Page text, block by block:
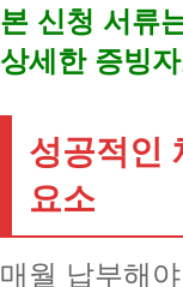
본 신청 서류
상세한 증빙
성공적인
요소
매월 납부해